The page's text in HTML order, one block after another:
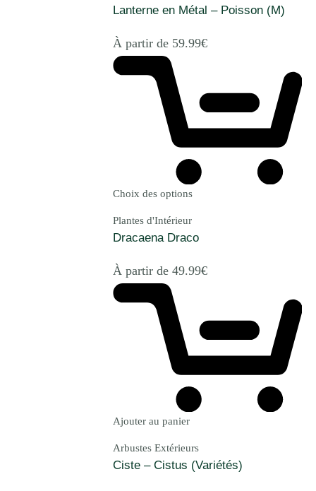
Lanterne en Métal – Poisson (M)
À partir de 59.99€
Choix des options
Plantes d'Intérieur
Dracaena Draco
À partir de 49.99€
Ajouter au panier
Arbustes Extérieurs
Ciste – Cistus (Variétés)